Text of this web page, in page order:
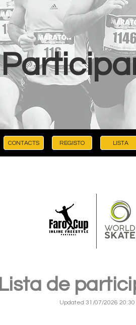
CONTACTS REGISTO LISTA
Lista de
Updated 31/07/2026 20:30